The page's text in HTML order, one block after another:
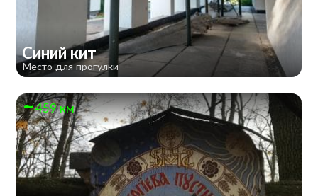
Синий кит
Место для прогулки
459 км